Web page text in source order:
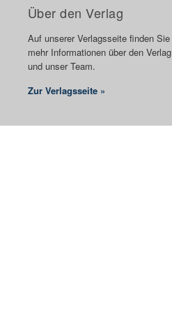
Über den Verlag
Auf unserer Verlagsseite finden Sie
mehr Informationen über den Verlag
und unser Team.
Zur Verlagsseite »